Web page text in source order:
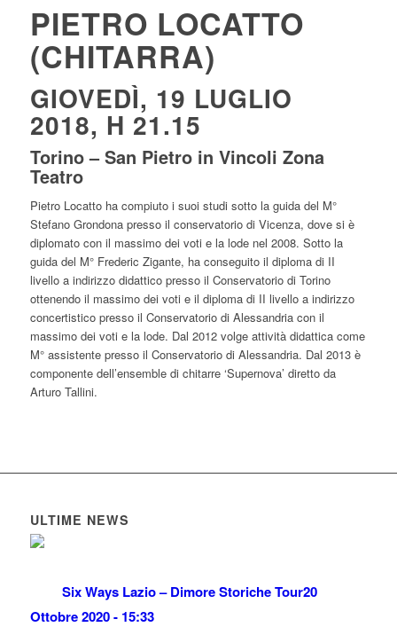
PIETRO LOCATTO
(CHITARRA)
GIOVEDÌ, 19 LUGLIO
2018, H 21.15
Torino – San Pietro in Vincoli Zona
Teatro
Pietro Locatto ha compiuto i suoi studi sotto la guida del M°
Stefano Grondona presso il conservatorio di Vicenza, dove si è
diplomato con il massimo dei voti e la lode nel 2008. Sotto la
guida del M° Frederic Zigante, ha conseguito il diploma di II
livello a indirizzo didattico presso il Conservatorio di Torino
ottenendo il massimo dei voti e il diploma di II livello a indirizzo
concertistico presso il Conservatorio di Alessandria con il
massimo dei voti e la lode. Dal 2012 volge attività didattica come
M° assistente presso il Conservatorio di Alessandria. Dal 2013 è
componente dell’ensemble di chitarre ‘Supernova’ diretto da
Arturo Tallini.
ULTIME NEWS
Six Ways Lazio – Dimore Storiche Tour20
Ottobre 2020 - 15:33